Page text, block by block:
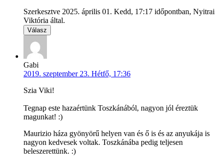
Szerkesztve 2025. április 01. Kedd, 17:17 időpontban, Nyitrai
Viktória által.
Válasz
Gabi
2019. szeptember 23. Hétfő, 17:36
Szia Viki!
Tegnap este hazaértünk Toszkánából, nagyon jól éreztük
magunkat! :)
Maurizio háza gyönyörű helyen van és ő is és az anyukája is
nagyon kedvesek voltak. Toszkánába pedig teljesen
beleszerettünk. :)